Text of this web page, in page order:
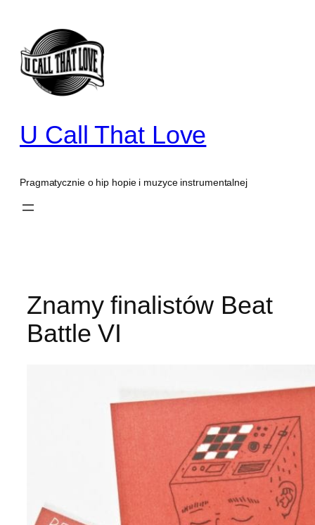
treści
U Call That Love
Pragmatycznie o hip hopie i muzyce instrumentalnej
Znamy finalistów Beat
Battle VI